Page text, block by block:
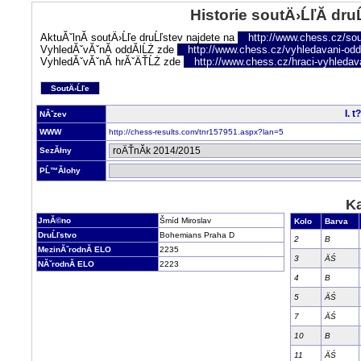
Historie soutÄ›ĹľĂ­
AktuĂˇlnĂ­ soutÄ›Ĺľe druĹľstev najdete na
http://www.chess.cz/
VyhledĂˇvĂˇnĂ­ oddĂ­lĹŻ zde
http://www.chess.cz/vyhledavani-
VyhledĂˇvĂˇnĂ­ hrĂˇÄŤĹŻ zde
http://www.chess.cz/hraci-
SoutÄ›Ĺľe
NĂˇzev I.
WWW http://chess-results.com/tnr157951.aspx?lan=5
SezĂłny
PĹ™Ă­lohy
JmĂ©no
Šmíd Miroslav
DruĹľstvo
Bohemians Praha D
MezinĂˇrodnĂ­ ELO
2235
NĂˇrodnĂ­ ELO
2223
Kolo
Barva
2
B
3 ÄŚ
4 B
5 ÄŚ
7 ÄŚ
10 B
11 ÄŚ